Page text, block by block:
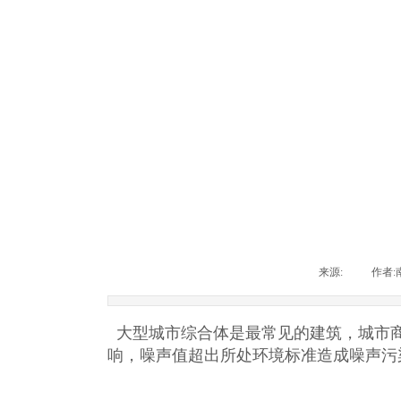
来源: 作者:
大型城市综合体是最常见的建筑，
响，噪声值超出所处环境标准造成噪声